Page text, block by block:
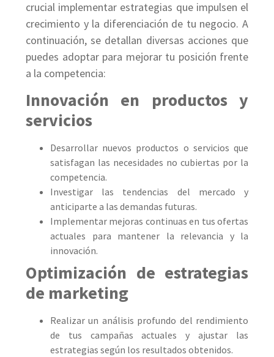
crucial implementar estrategias que impulsen el
crecimiento y la diferenciación de tu negocio. A
continuación, se detallan diversas acciones que
puedes adoptar para mejorar tu posición frente
a la competencia:
Innovación en productos y
servicios
Desarrollar nuevos productos o servicios que
satisfagan las necesidades no cubiertas por la
competencia.
Investigar las tendencias del mercado y
anticiparte a las demandas futuras.
Implementar mejoras continuas en tus ofertas
actuales para mantener la relevancia y la
innovación.
Optimización de estrategias
de marketing
Realizar un análisis profundo del rendimiento
de tus campañas actuales y ajustar las
estrategias según los resultados obtenidos.